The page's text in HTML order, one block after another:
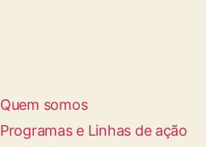
Quem somos
Programas e Linhas de ação